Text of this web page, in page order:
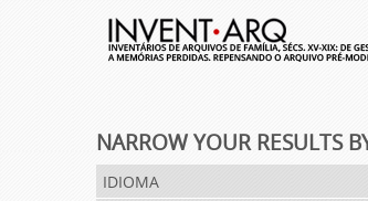
NARROW YOUR RESULTS
idioma